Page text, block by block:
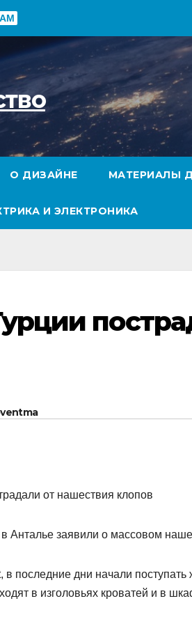
О ДИЗАЙНЕ МАТЕРИАЛЫ
И ЭЛЕКТРОНИКА
Анталье заявили о массовом
в последние дни начали
в изголовьях кроватей и в